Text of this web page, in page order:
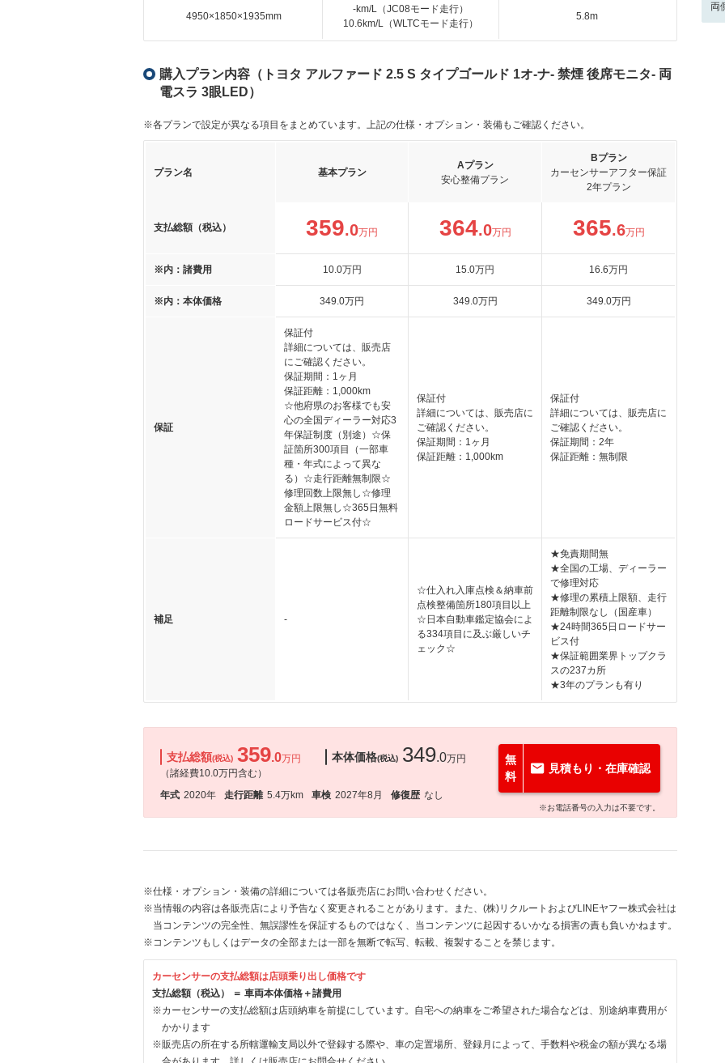
4950×1850×1935mm
-km/L（JC08モード走行）
10.6km/L（WLTCモード走行）
5.8m
購入プラン内容（トヨタ アルファード 2.5 S タイプゴールド 1オ-ナ- 禁煙 後席モニタ- 両
電スラ 3眼LED）
※各プランで設定が異なる項目をまとめています。上記の仕様・オプション・装備もご確認ください。
プラン名 基本プラン
Aプラン
安心整備プラン
Bプラン
カーセンサーアフター保証
2年プラン
支払総額（税込） 359.0万円 364.0万円 365.6万円
※内：諸費用 10.0万円 15.0万円 16.6万円
※内：本体価格 349.0万円 349.0万円 349.0万円
保証
保証付
詳細については、販売店
にご確認ください。
保証期間：1ヶ月
保証距離：1,000km
☆他府県のお客様でも安
心の全国ディーラー対応3
年保証制度（別途）☆保
証箇所300項目（一部車
種・年式によって異な
る）☆走行距離無制限☆
修理回数上限無し☆修理
金額上限無し☆365日無料
ロードサービス付☆
保証付
詳細については、販売店に
ご確認ください。
保証期間：1ヶ月
保証距離：1,000km
保証付
詳細については、販売店に
ご確認ください。
保証期間：2年
保証距離：無制限
補足 -
☆仕入れ入庫点検＆納車前
点検整備箇所180項目以上
☆日本自動車鑑定協会によ
る334項目に及ぶ厳しいチ
ェック☆
★免責期間無
★全国の工場、ディーラー
で修理対応
★修理の累積上限額、走行
距離制限なし（国産車）
★24時間365日ロードサー
ビス付
★保証範囲業界トップクラ
スの237カ所
★3年のプランも有り
支払総額(税込) 359.0万円
（諸経費10.0万円含む）
本体価格(税込) 349.0万円
年式 2020年 走行距離 5.4万km 車検 2027年8月 修復歴 なし
無
料
見積もり・在庫確認
※お電話番号の入力は不要です。
※仕様・オプション・装備の詳細については各販売店にお問い合わせください。
※当情報の内容は各販売店により予告なく変更されることがあります。また、(株)リクルートおよびLINEヤフー株式会社は
当コンテンツの完全性、無誤謬性を保証するものではなく、当コンテンツに起因するいかなる損害の責も負いかねます。
※コンテンツもしくはデータの全部または一部を無断で転写、転載、複製することを禁じます。
カーセンサーの支払総額は店頭乗り出し価格です
支払総額（税込） ＝ 車両本体価格＋諸費用
※カーセンサーの支払総額は店頭納車を前提にしています。自宅への納車をご希望された場合などは、別途納車費用が
かかります
※販売店の所在する所轄運輸支局以外で登録する際や、車の定置場所、登録月によって、手数料や税金の額が異なる場
両